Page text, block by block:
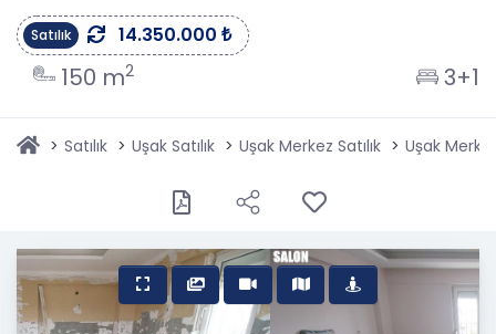
Satılık 14.350.000 ₺
150 m2 3+1
Satılık Uşak Satılık Uşak Merkez Satılık Uşak